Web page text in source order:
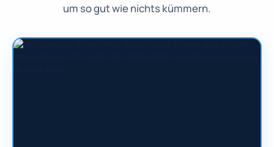
um so gut wie nichts kümmern.